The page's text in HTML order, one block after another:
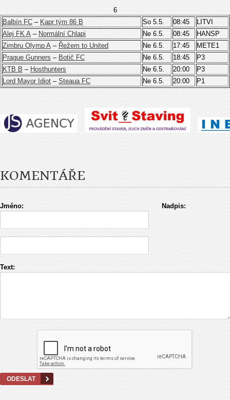
6
Balbín FC – Kapr tým 86 B So 5.5. 08:45
LITVI
Alej FK A – Normální Chlapi Ne 6.5. 08:45
HANSP
Zimbru Olymp A – Řežem to United Ne 6.5. 17:45
METE1
Prague Gunners – Botič FC Ne 6.5. 18:45
P3
KTB B – Hosthunters Ne 6.5. 20:00
P3
Lord Mayor Idiot – Steaua FC Ne 6.5. 20:00 P1
KOMENTÁŘE
Jméno: Nadpis:
Text: